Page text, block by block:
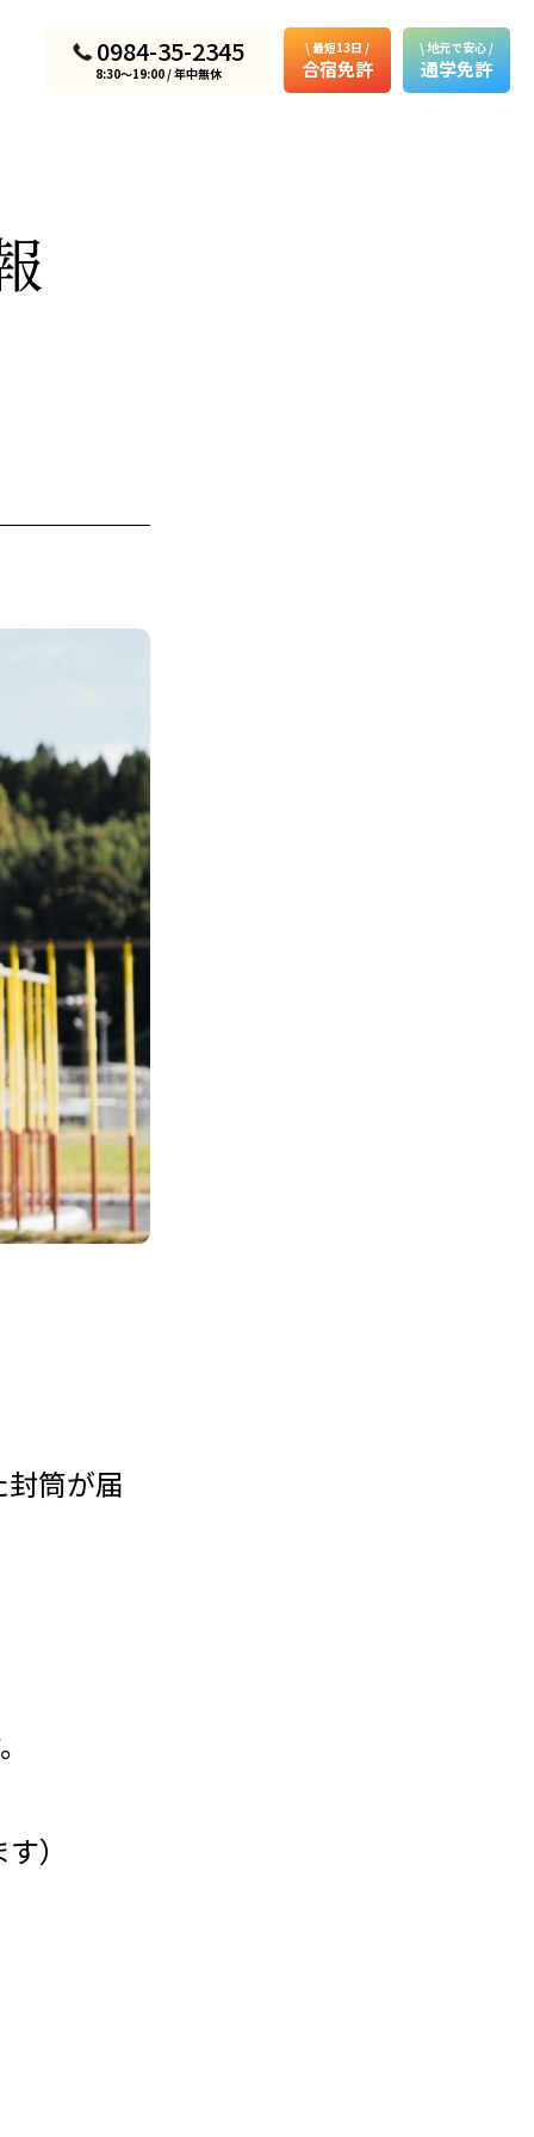
0984-35-2345
8:30〜19:00 / 年中無休
\ 最短13日 /
合宿免許
\ 地元で安心 /
通学免許
筒が届
）